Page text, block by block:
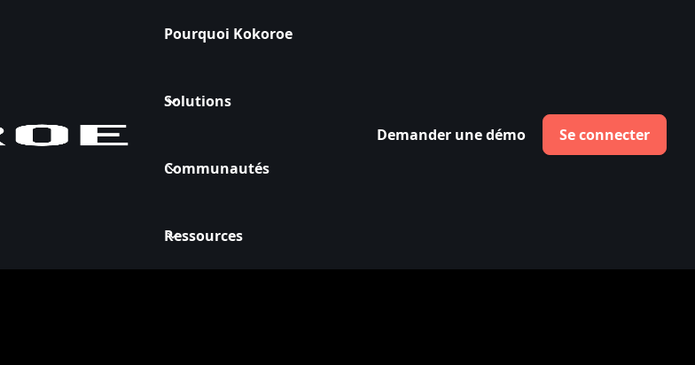
Pourquoi Kokoroe
Solutions
Communautés
Ressources
Demander une démo Se connecter